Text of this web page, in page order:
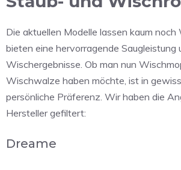
Die aktuellen Modelle lassen kaum
bieten eine hervorragende Saugleistung
Wischergebnisse. Ob man nun
Wischwalze haben möchte, ist in
persönliche Präferenz. Wir haben die
Hersteller gefiltert:
Dreame